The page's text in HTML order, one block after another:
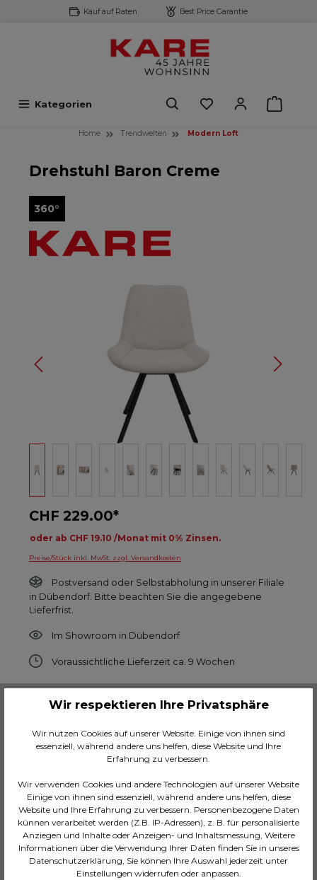
springen Kauf auf Raten Best Price Garantie
Kategorien
Home Trendwelten Modern Loft
Drehstuhl Baron Creme
360°
CHF 229.00*
oder ab CHF 19.10 /Monat mit 0% Zinsen.
Preise/Stück inkl. MwSt. zzgl. Versandkosten
Postversand oder Selbstabholung in unserer Filiale
in Dübendorf. Bitte beachten Sie die angegebene
Lieferfrist.
Im Showroom in Dübendorf
Voraussichtliche Lieferzeit ca. 9 Wochen
In den Warenkorb
Zum Merkzettel hinzufügen
Hersteller-Nr.:86357
Geradliniger Drehstuhl mit pflegeleichtem
Chenille-Bezug in Beige
Moderner Klassiker in kombinierfreudiger
Farbgebung
Wir respektieren Ihre Privatsphäre
Wir nutzen Cookies auf unserer Website. Einige von ihnen sind
essenziell, während andere uns helfen, diese Website und Ihre
Erfahrung zu verbessern.
Wir verwenden Cookies und andere Technologien auf unserer Website
Einige von ihnen sind essenziell, während andere uns helfen, diese
Website und Ihre Erfahrung zu verbessern. Personenbezogene Daten
künnen verarbeitet werden (Z.B. IP-Adressen), z. B. für personalisierte
Anziegen und Inhalte oder Anzeigen- und Inhaltsmessung, Weitere
Informationen über die Verwendung Ihrer Daten finden Sie in unseres
Datenschutzerklärung, Sie können Ihre Auswahl jederzeit unter
Einstellungen widerrufen oder anpassen.